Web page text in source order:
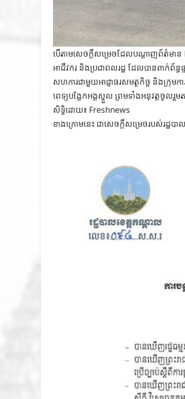
បើតាមសេចក្តីសម្រេចដែលបណ្តាញព័ត៌មាន
អាជីវករ និងប្រជាពលរដ្ឋ ដែលបានពាក់ព័
សហការជាមួយអាជ្ញាធរសមត្ថកិច្ច និងក្រុមក
ពេទ្យបង្អែកអង្គស្នួល ព្រមទាំងអនុវត្តចូលរួ
សិទ្ធិដោយ៖ Freshnews
ខាងក្រោមនេះ ជាសេចក្តីសម្រេចរបស់រដ្ឋបា